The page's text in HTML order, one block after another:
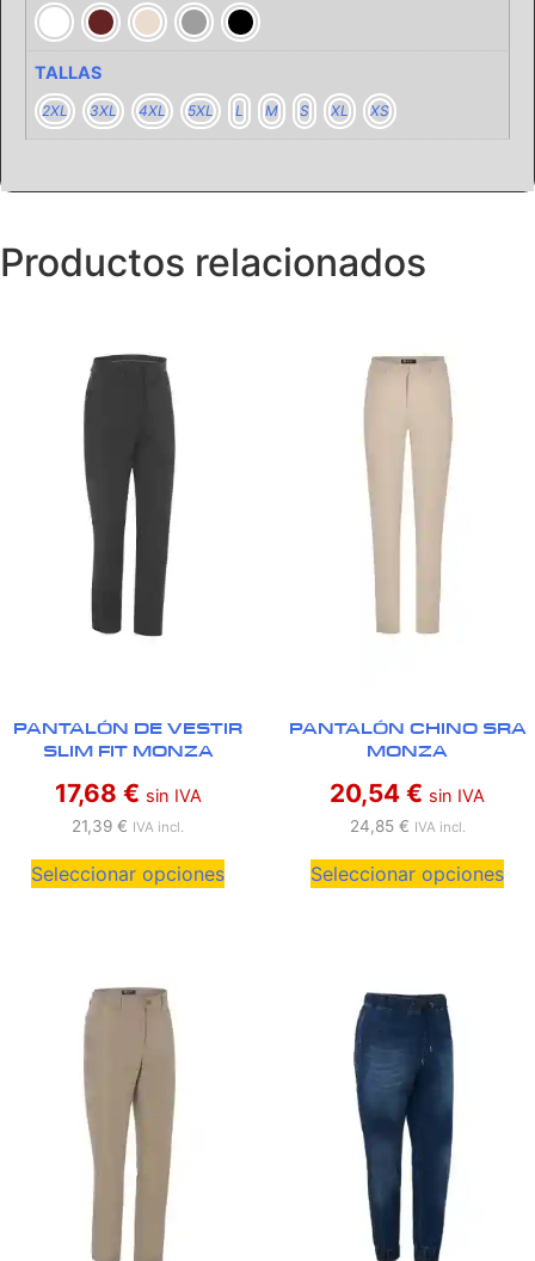
TALLAS
2XL 3XL 4XL 5XL L M S XL XS
Productos relacionados
PANTALÓN DE VESTIR
SLIM FIT MONZA
17,68 € sin IVA
21,39 € IVA incl.
Seleccionar opciones
PANTALÓN CHINO SRA
MONZA
20,54 € sin IVA
24,85 € IVA incl.
Seleccionar opciones